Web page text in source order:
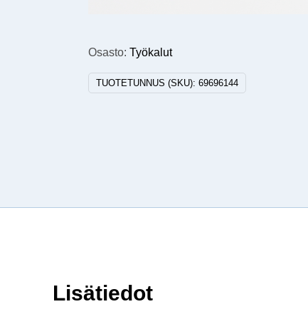
Osasto:Työkalut
TUOTETUNNUS (SKU):69696144
Lisätiedot